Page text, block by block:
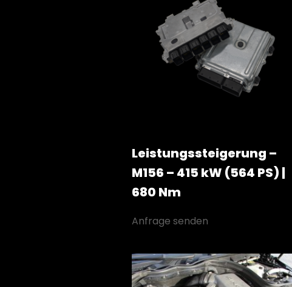
Leistungssteigerung –
M156 – 415 kW (564 PS) |
680 Nm
Anfrage senden